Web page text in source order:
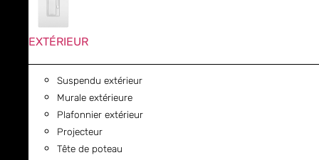
EXTÉRIEUR
Suspendu extérieur
Murale extérieure
Plafonnier extérieur
Projecteur
Tête de poteau